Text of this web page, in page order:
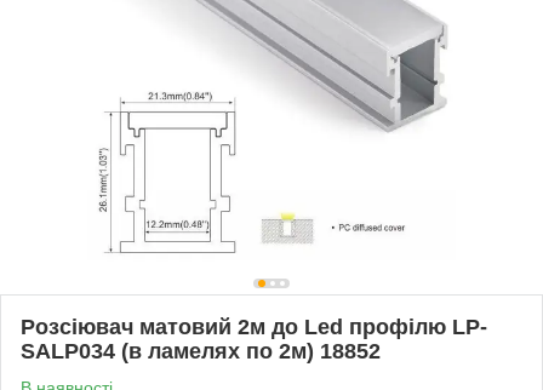
Розсіювач матовий 2м до Led профілю LP-
SALP034 (в ламелях по 2м) 18852